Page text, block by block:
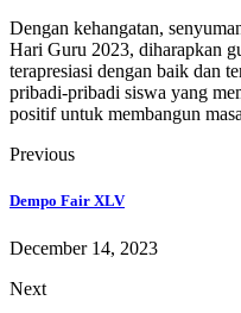
Dengan kehangatan,
Hari Guru 2023, diharapkan
terapresiasi dengan baik dan
pribadi-pribadi siswa yang
positif untuk membangun
Previous
Dempo Fair XLV
December 14, 2023
Next